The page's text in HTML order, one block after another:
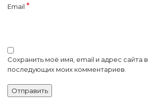
Email *
Сохранить моё имя, email и адрес сайта
последующих моих комментариев.